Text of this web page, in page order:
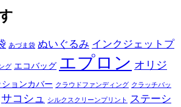
あづま袋 ぬいぐるみ インクジェットプ
グ エコバッグ エプロン オリジ
ションカバー クラウドファンディング クラッチバッ
サコシュ シルクスクリーンプリント
ステーシ